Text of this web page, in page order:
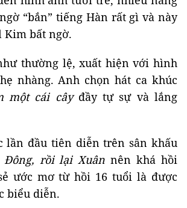
“bắn” tiếng Hàn rất gì và này
Kim bất ngờ.
thường lệ, xuất hiện với hình
nhàng. Anh chọn hát ca khúc
một cái câyđầy tự sự và lắng
lần đầu tiên diễn trên sân khấu
Đông, rồi lại Xuânnên khá hồi
ước mơ từ hồi 16 tuổi là được
biểu diễn.